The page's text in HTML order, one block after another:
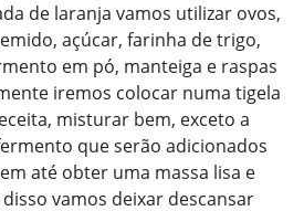
de laranja vamos utilizar ovos,
açúcar, farinha de trigo,
em pó, manteiga e raspas
iremos colocar numa tigela
misturar bem, exceto a
que serão adicionados
até obter uma massa lisa e
vamos deixar descansar